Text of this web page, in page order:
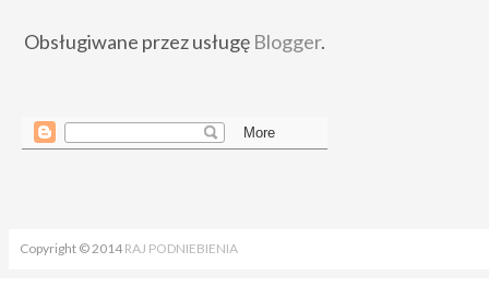
Obsługiwane przez usługę Blogger.
Copyright © 2014 RAJ PODNIEBIENIA